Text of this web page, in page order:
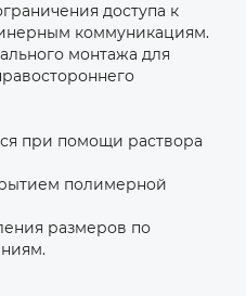
доступа к
коммуникациям.
монтажа для
при помощи раствора
полимерной
размеров по